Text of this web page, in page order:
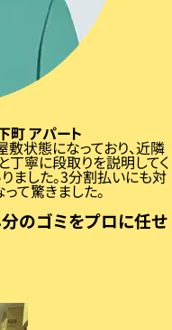
町アパート
状態になっており、近隣
丁寧に段取りを説明してく
ました。3分割払いにも対
て驚きました。
のゴミをプロに任せ